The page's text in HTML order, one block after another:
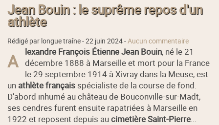
Jean Bouin : le suprême repos d'un
athlète
Rédigé par longue traîne -22 juin 2024-Aucun commentaire
A lexandre François Étienne Jean Bouin, né le 21
décembre 1888 à Marseille et mort pour la France
le 29 septembre 1914 à Xivray dans la Meuse, est
un athlète français spécialiste de la course de fond.
D’abord inhumé au château de Bouconville-sur-Madt,
ses cendres furent ensuite rapatriées à Marseille en
1922 et reposent depuis aucimetière Saint-Pierre...